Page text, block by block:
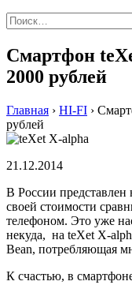
Найти:
Смартфон
2000 рублей
Главная › HI-FI ›
рублей
21.12.2014
В России
своей стоимости
телефоном. Это уже
некуда, на teXet X-
Bean, потребляющая
К счастью, в